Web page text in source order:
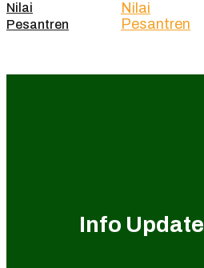
Nilai
Pesantren
Info Update